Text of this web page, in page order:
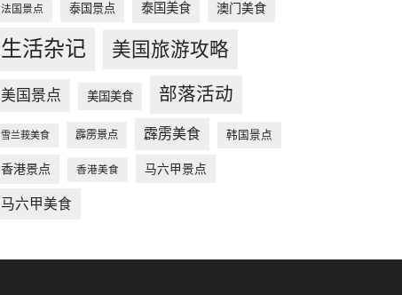
法国景点 泰国景点 泰国美食 澳门美食
生活杂记 美国旅游攻略
美国景点 美国美食 部落活动
雪兰莪美食 霹雳景点 霹雳美食 韩国景点
香港景点 香港美食 马六甲景点
马六甲美食